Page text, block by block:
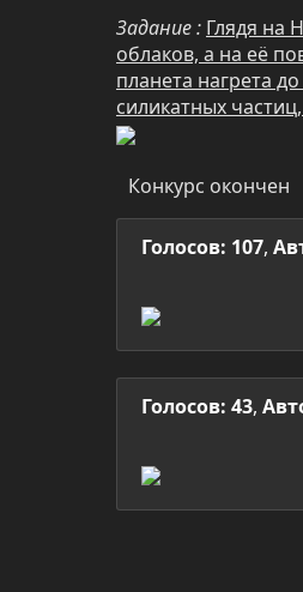
Задание : Глядя на
облаков, а на её
планета нагрета
силикатных
Конкурс окончен
Голосов: 107,
Голосов: 43,